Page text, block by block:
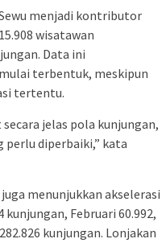
menjadi kontributor
wisatawan
Data ini
terbentuk, meskipun
tertentu.
jelas pola kunjungan,
perlu diperbaiki,” kata
menunjukkan akselerasi
Februari 60.992,
kunjungan. Lonjakan